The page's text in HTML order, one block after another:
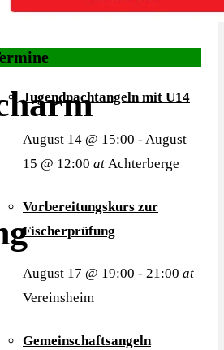
Jugendnachtangeln mit U14
August 14 @ 15:00 - August
15 @ 12:00 at Achterberge
Vorbereitungskurs zur
Fischerprüfung
August 17 @ 19:00 - 21:00 at
Vereinsheim
Gemeinschaftsangeln